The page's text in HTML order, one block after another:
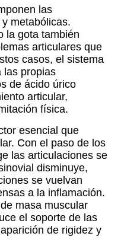
las
metabólicas.
la gota también
articulares que
casos, el sistema
las propias
de ácido úrico
articular,
física.
esencial que
Con el paso de los
las articulaciones se
disminuye,
se vuelvan
a la inflamación.
masa muscular
el soporte de las
de rigidez y